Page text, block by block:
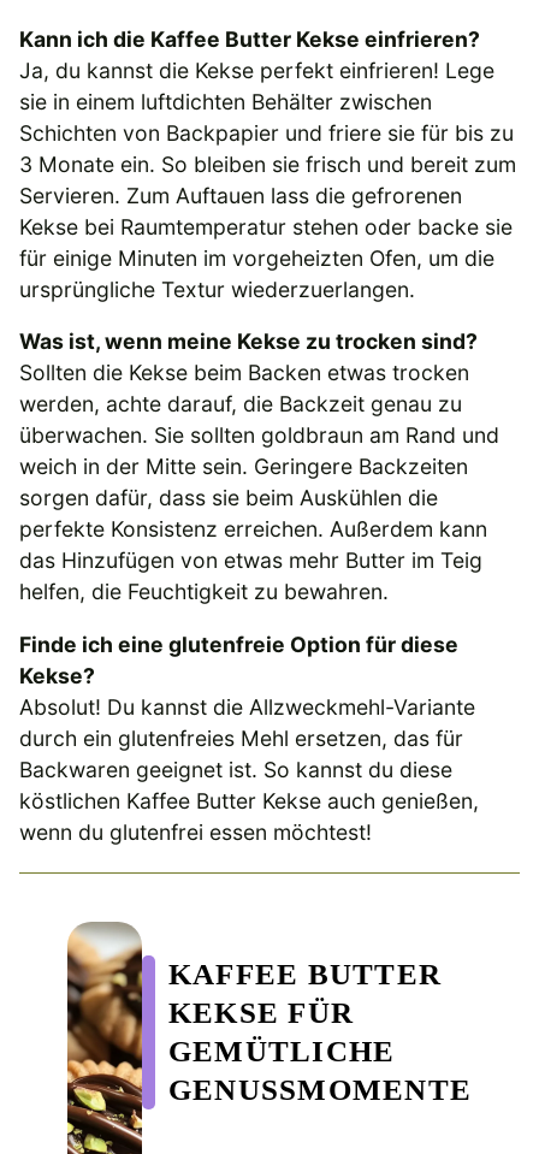
Kann ich die Kaffee Butter Kekse einfrieren?
Ja, du kannst die Kekse perfekt einfrieren! Lege
sie in einem luftdichten Behälter zwischen
Schichten von Backpapier und friere sie für bis zu
3 Monate ein. So bleiben sie frisch und bereit zum
Servieren. Zum Auftauen lass die gefrorenen
Kekse bei Raumtemperatur stehen oder backe sie
für einige Minuten im vorgeheizten Ofen, um die
ursprüngliche Textur wiederzuerlangen.
Was ist, wenn meine Kekse zu trocken sind?
Sollten die Kekse beim Backen etwas trocken
werden, achte darauf, die Backzeit genau zu
überwachen. Sie sollten goldbraun am Rand und
weich in der Mitte sein. Geringere Backzeiten
sorgen dafür, dass sie beim Auskühlen die
perfekte Konsistenz erreichen. Außerdem kann
das Hinzufügen von etwas mehr Butter im Teig
helfen, die Feuchtigkeit zu bewahren.
Finde ich eine glutenfreie Option für diese
Kekse?
Absolut! Du kannst die Allzweckmehl-Variante
durch ein glutenfreies Mehl ersetzen, das für
Backwaren geeignet ist. So kannst du diese
köstlichen Kaffee Butter Kekse auch genießen,
wenn du glutenfrei essen möchtest!
KAFFEE BUTTER
KEKSE FÜR
GEMÜTLICHE
GENUSSMOMENTE